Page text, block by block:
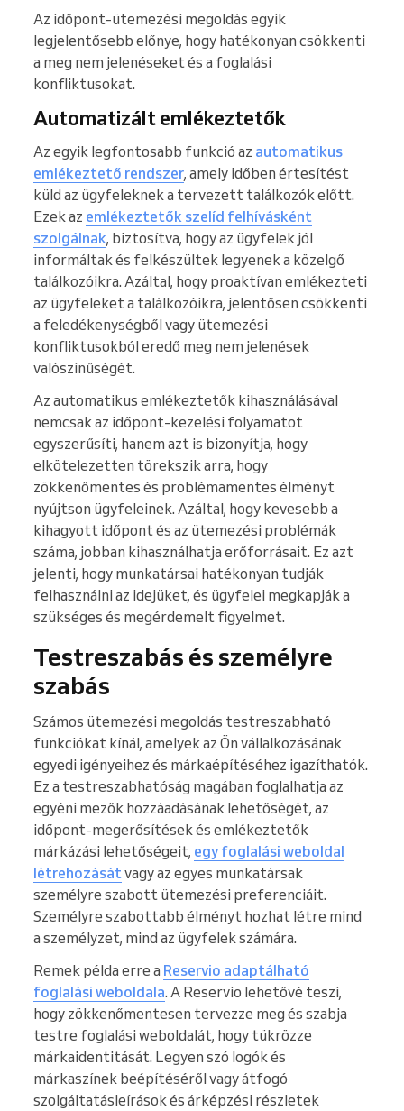
Az időpont-ütemezési megoldás egyik
legjelentősebb előnye, hogy hatékonyan csökkenti
a meg nem jelenéseket és a foglalási
konfliktusokat.
Automatizált emlékeztetők
Az egyik legfontosabb funkció az automatikus
emlékeztető rendszer, amely időben értesítést
küld az ügyfeleknek a tervezett találkozók előtt.
Ezek az emlékeztetők szelíd felhívásként
szolgálnak, biztosítva, hogy az ügyfelek jól
informáltak és felkészültek legyenek a közelgő
találkozóikra. Azáltal, hogy proaktívan emlékezteti
az ügyfeleket a találkozóikra, jelentősen csökkenti
a feledékenységből vagy ütemezési
konfliktusokból eredő meg nem jelenések
valószínűségét.
Az automatikus emlékeztetők kihasználásával
nemcsak az időpont-kezelési folyamatot
egyszerűsíti, hanem azt is bizonyítja, hogy
elkötelezetten törekszik arra, hogy
zökkenőmentes és problémamentes élményt
nyújtson ügyfeleinek. Azáltal, hogy kevesebb a
kihagyott időpont és az ütemezési problémák
száma, jobban kihasználhatja erőforrásait. Ez azt
jelenti, hogy munkatársai hatékonyan tudják
felhasználni az idejüket, és ügyfelei megkapják a
szükséges és megérdemelt figyelmet.
Testreszabás és személyre
szabás
Számos ütemezési megoldás testreszabható
funkciókat kínál, amelyek az Ön vállalkozásának
egyedi igényeihez és márkaépítéséhez igazíthatók.
Ez a testreszabhatóság magában foglalhatja az
egyéni mezők hozzáadásának lehetőségét, az
időpont-megerősítések és emlékeztetők
márkázási lehetőségeit, egy foglalási weboldal
létrehozásátvagy az egyes munkatársak
személyre szabott ütemezési preferenciáit.
Személyre szabottabb élményt hozhat létre mind
a személyzet, mind az ügyfelek számára.
Remek példa erre a Reservio adaptálható
foglalási weboldala. A Reservio lehetővé teszi,
hogy zökkenőmentesen tervezze meg és szabja
testre foglalási weboldalát, hogy tükrözze
márkaidentitását. Legyen szó logók és
márkaszínek beépítéséről vagy átfogó
szolgáltatásleírások és árképzési részletek